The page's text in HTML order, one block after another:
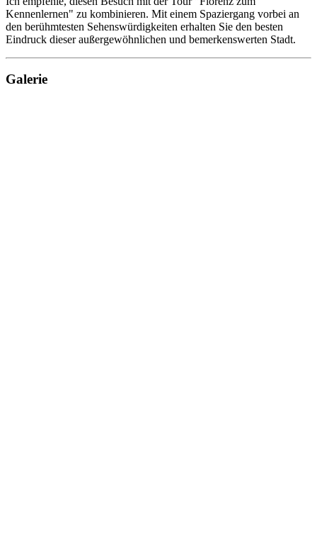
Kennenlernen" zu kombinieren. Mit einem Spaziergang vorbei an
den berühmtesten Sehenswürdigkeiten erhalten Sie den besten
Eindruck dieser außergewöhnlichen und bemerkenswerten Stadt.
Galerie